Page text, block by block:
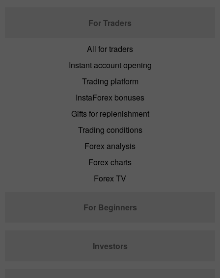
For Traders
All for traders
Instant account opening
Trading platform
InstaForex bonuses
Gifts for replenishment
Trading conditions
Forex analysis
Forex charts
Forex TV
For Beginners
Investors